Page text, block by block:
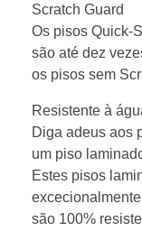
Scratch Guard
Os pisos Quick-
são até dez
os pisos sem
Resistente à
Diga adeus aos
um piso
Estes pisos
são 100%